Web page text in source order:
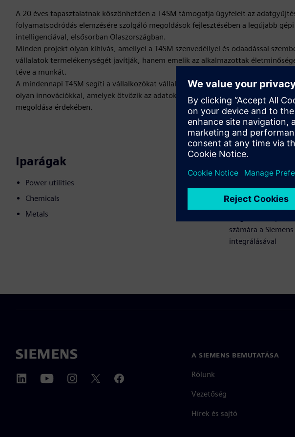
A 20 éves tapasztalatnak köszönhetően a T4SM támogatja ügyfeleit az
folyamatsodródás elemzésére szolgáló megoldások fejlesztésében a legújabb
intelligenciával, elsősorban Olaszországban.
Minden projekt olyan kihívás, amellyel a T4SM szenvedéllyel és odaadással
vállalatok termelékenységét javítják, hanem emelik az alkalmazottak
téve a munkát.
A mindennapi T4SM segíti a vállalkozókat vállalataik termelékenységének és
olyan innovációkkal, amelyek ötvözik az adatokat, a technológiát, a tervezést és
megoldása érdekében.
Iparágak
Power utilities
Chemicals
Metals
Mozgás
Új termék
teremékkínálatát
számára a
integrálásával
A SIEMENS BEMUTATÁSA
Rólunk
Vezetőség
Hírek és sajtó